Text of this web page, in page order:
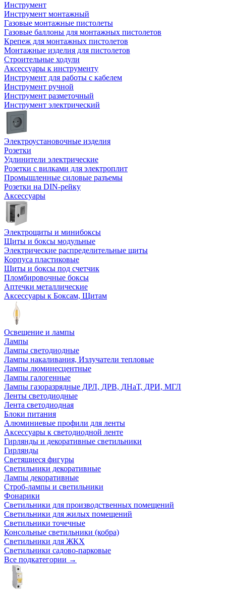
Инструмент
Инструмент монтажный
Газовые монтажные пистолеты
Газовые баллоны для монтажных пистолетов
Крепеж для монтажных пистолетов
Монтажные изделия для пистолетов
Строительные ходули
Аксессуары к инструменту
Инструмент для работы с кабелем
Инструмент ручной
Инструмент разметочный
Инструмент электрический
Электроустановочные изделия
Розетки
Удлинители электрические
Розетки с вилками для электроплит
Промышленные силовые разъемы
Розетки на DIN-рейку
Аксессуары
Электрощиты и минибоксы
Щиты и боксы модульные
Электрические распределительные щиты
Корпуса пластиковые
Щиты и боксы под счетчик
Пломбировочные боксы
Аптечки металлические
Аксессуары к Боксам, Щитам
Освещение и лампы
Лампы
Лампы светодиодные
Лампы накаливания, Излучатели тепловые
Лампы люминесцентные
Лампы галогенные
Лампы газоразрядные ДРЛ, ДРВ, ДНаТ, ДРИ, МГЛ
Ленты светодиодные
Лента светодиодная
Блоки питания
Алюминиевые профили для ленты
Аксессуары к светодиодной ленте
Гирлянды и декоративные светильники
Гирлянды
Светящиеся фигуры
Светильники декоративные
Лампы декоративные
Строб-лампы и светильники
Фонарики
Светильники для производственных помещений
Светильники для жилых помещений
Светильники точечные
Консольные светильники (кобра)
Светильники для ЖКХ
Светильники садово-парковые
Все подкатегории →